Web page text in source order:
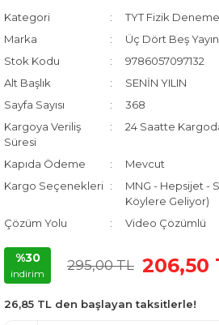
Kategori
TYT Fizik
Marka
Üç Dört Beş
Stok Kodu
9786057097132
Alt Başlık
SENİN YILIN
Sayfa Sayısı
368
Kargoya Veriliş
Süresi
24 Saatte
Kapıda Ödeme
Mevcut
Kargo Seçenekleri
MNG - Hepsijet -
Köylere Geliyor)
Çözüm Yolu
Video Çözümlü
%30
indirim
295,00 TL 206,50
26,85 TL den başlayan taksitlerle!